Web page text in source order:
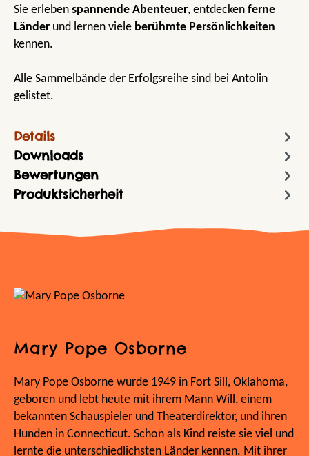
Sie erleben spannende Abenteuer, entdecken ferne
Länder und lernen viele berühmte Persönlichkeiten
kennen.
Alle Sammelbände der Erfolgsreihe sind bei Antolin
gelistet.
Details
Downloads
Bewertungen
Produktsicherheit
Mary Pope Osborne
Mary Pope Osborne wurde 1949 in Fort Sill, Oklahoma,
geboren und lebt heute mit ihrem Mann Will, einem
bekannten Schauspieler und Theaterdirektor, und ihren
Hunden in Connecticut. Schon als Kind reiste sie viel und
lernte die unterschiedlichsten Länder kennen. Mit ihrer